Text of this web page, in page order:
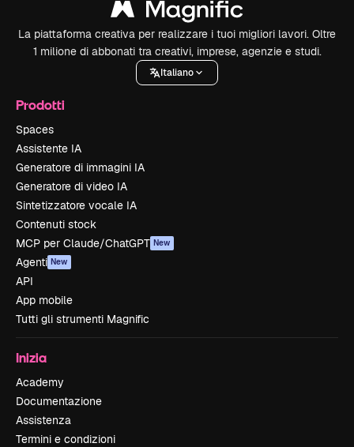
La piattaforma creativa per realizzare i tuoi migliori lavori. Oltre
1 milione di abbonati tra creativi, imprese, agenzie e studi.
Italiano
Prodotti
Spaces
Assistente IA
Generatore di immagini IA
Generatore di video IA
Sintetizzatore vocale IA
Contenuti stock
MCP per Claude/ChatGPT New
Agenti New
API
App mobile
Tutti gli strumenti Magnific
Inizia
Academy
Documentazione
Assistenza
Termini e condizioni